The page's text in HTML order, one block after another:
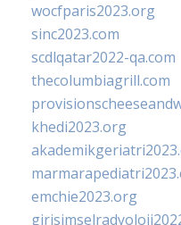
wocfparis2023.org
sinc2023.com
scdlqatar2022-qa.com
thecolumbiagrill.com
khedi2023.org
emchie2023.org